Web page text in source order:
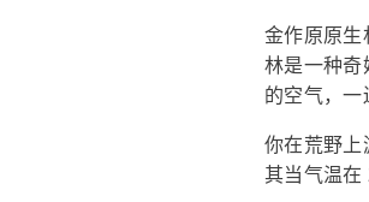
金作原原生
林是一种奇
的空气，一
你在荒野
其当气温在